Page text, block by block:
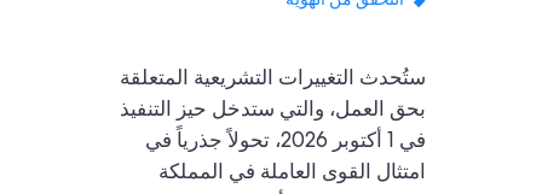
ستُحدث التغييرات التشريعية المتعلقة
بحق العمل، والتي ستدخل حيز التنفيذ
في 1 أكتوبر 2026، تحولاً جذرياً في
امتثال القوى العاملة في المملكة